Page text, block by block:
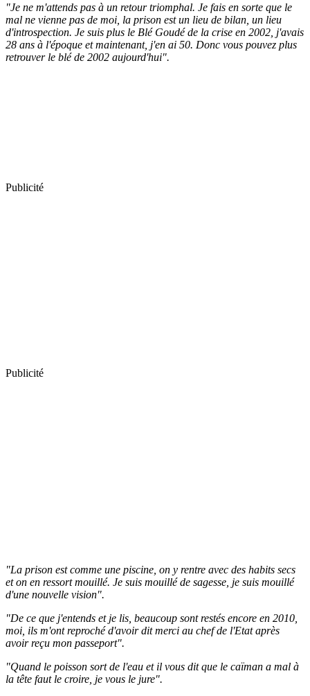
"Je ne m'attends pas à un retour triomphal. Je fais en sorte que le
mal ne vienne pas de moi, la prison est un lieu de bilan, un lieu
d'introspection. Je suis plus le Blé Goudé de la crise en 2002, j'avais
28 ans à l'époque et maintenant, j'en ai 50. Donc vous pouvez plus
retrouver le blé de 2002 aujourd'hui".
Publicité
Publicité
"La prison est comme une piscine, on y rentre avec des habits secs
et on en ressort mouillé. Je suis mouillé de sagesse, je suis mouillé
d'une nouvelle vision".
"De ce que j'entends et je lis, beaucoup sont restés encore en 2010,
moi, ils m'ont reproché d'avoir dit merci au chef de l'Etat après
avoir reçu mon passeport".
"Quand le poisson sort de l'eau et il vous dit que le caïman a mal à
la tête faut le croire, je vous le jure".